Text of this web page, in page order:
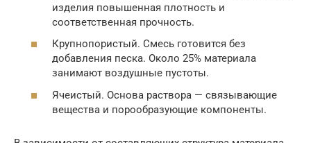
изделия повышенная плотность и
соответственная прочность.
Крупнопористый. Смесь готовится без
добавления песка. Около 25% материала
занимают воздушные пустоты.
Ячеистый. Основа раствора — связывающие
вещества и порообразующие компоненты.